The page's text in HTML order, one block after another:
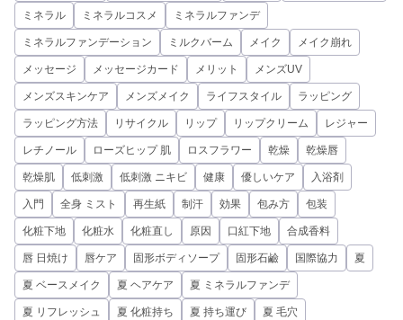
ミネラル ミネラルコスメ ミネラルファンデ
ミネラルファンデーション ミルクバーム メイク メイク崩れ
メッセージ メッセージカード メリット メンズUV
メンズスキンケア メンズメイク ライフスタイル ラッピング
ラッピング方法 リサイクル リップ リップクリーム レジャー
レチノール ローズヒップ 肌 ロスフラワー 乾燥 乾燥唇
乾燥肌 低刺激 低刺激 ニキビ 健康 優しいケア 入浴剤
入門 全身 ミスト 再生紙 制汗 効果 包み方 包装
化粧下地 化粧水 化粧直し 原因 口紅下地 合成香料
唇 日焼け 唇ケア 固形ボディソープ 固形石鹼 国際協力 夏
夏 ベースメイク 夏 ヘアケア 夏 ミネラルファンデ
夏 リフレッシュ 夏 化粧持ち 夏 持ち運び 夏 毛穴